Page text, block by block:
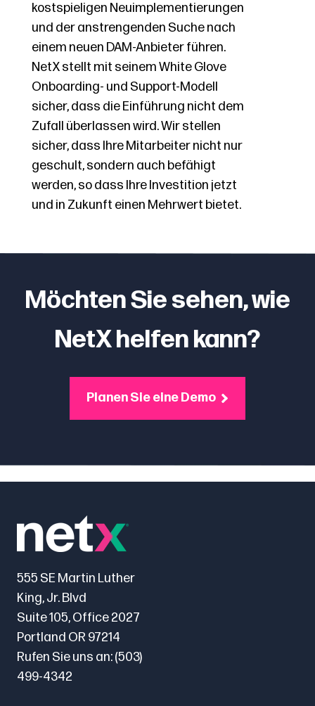
kostspieligen Neuimplementierungen
und der anstrengenden Suche nach
einem neuen DAM-Anbieter führen.
NetX stellt mit seinem White Glove
Onboarding- und Support-Modell
sicher, dass die Einführung nicht dem
Zufall überlassen wird. Wir stellen
sicher, dass Ihre Mitarbeiter nicht nur
geschult, sondern auch befähigt
werden, so dass Ihre Investition jetzt
und in Zukunft einen Mehrwert bietet.
Möchten Sie sehen, wie
NetX helfen kann?
Planen Sie eine Demo
555 SE Martin Luther
King, Jr. Blvd
Suite 105, Office 2027
Portland OR 97214
Rufen Sie uns an:(503)
499-4342